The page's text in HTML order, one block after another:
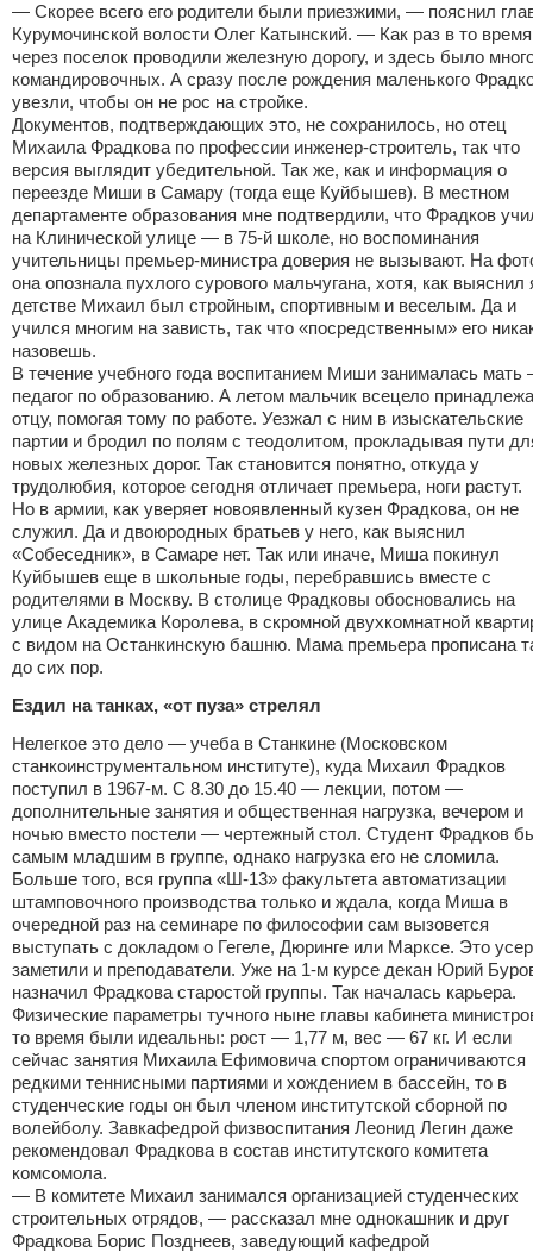
— Скорее всего его родители были приезжими, — пояснил
Курумочинской волости Олег Катынский. — Как раз в то время
через поселок проводили железную дорогу, и здесь было
командировочных. А сразу после рождения маленького
увезли, чтобы он не рос на стройке.
Документов, подтверждающих это, не сохранилось, но отец
Михаила Фрадкова по профессии инженер-строитель, так что
версия выглядит убедительной. Так же, как и информация о
переезде Миши в Самару (тогда еще Куйбышев). В местном
департаменте образования мне подтвердили, что Фрадков
на Клинической улице — в 75-й школе, но воспоминания
учительницы премьер-министра доверия не вызывают. На
она опознала пухлого сурового мальчугана, хотя, как выяснил
детстве Михаил был стройным, спортивным и веселым. Да и
учился многим на зависть, так что «посредственным» его
назовешь.
В течение учебного года воспитанием Миши занималась
педагог по образованию. А летом мальчик всецело
отцу, помогая тому по работе. Уезжал с ним в изыскательские
партии и бродил по полям с теодолитом, прокладывая пути
новых железных дорог. Так становится понятно, откуда у
трудолюбия, которое сегодня отличает премьера, ноги растут.
Но в армии, как уверяет новоявленный кузен Фрадкова, он не
служил. Да и двоюродных братьев у него, как выяснил
«Собеседник», в Самаре нет. Так или иначе, Миша покинул
Куйбышев еще в школьные годы, перебравшись вместе с
родителями в Москву. В столице Фрадковы обосновались на
улице Академика Королева, в скромной двухкомнатной
с видом на Останкинскую башню. Мама премьера прописана
до сих пор.
Ездил на танках, «от пуза» стрелял
Нелегкое это дело — учеба в Станкине (Московском
станкоинструментальном институте), куда Михаил Фрадков
поступил в 1967-м. С 8.30 до 15.40 — лекции, потом —
дополнительные занятия и общественная нагрузка, вечером и
ночью вместо постели — чертежный стол. Студент Фрадков
самым младшим в группе, однако нагрузка его не сломила.
Больше того, вся группа «Ш-13» факультета автоматизации
штамповочного производства только и ждала, когда Миша в
очередной раз на семинаре по философии сам вызовется
выступать с докладом о Гегеле, Дюринге или Марксе. Это
заметили и преподаватели. Уже на 1-м курсе декан Юрий
назначил Фрадкова старостой группы. Так началась карьера.
Физические параметры тучного ныне главы кабинета
то время были идеальны: рост — 1,77 м, вес — 67 кг. И если
сейчас занятия Михаила Ефимовича спортом ограничиваются
редкими теннисными партиями и хождением в бассейн, то в
студенческие годы он был членом институтской сборной по
волейболу. Завкафедрой физвоспитания Леонид Легин даже
рекомендовал Фрадкова в состав институтского комитета
комсомола.
— В комитете Михаил занимался организацией студенческих
строительных отрядов, — рассказал мне однокашник и друг
Фрадкова Борис Позднеев, заведующий кафедрой